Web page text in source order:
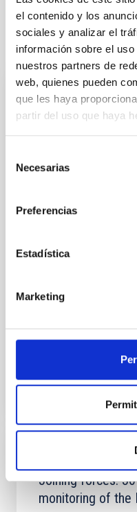
el contenido y los
sociales y analizar el
información sobre el
nuestros partners de
web, quienes pueden
que les haya
partir del uso que haya
Necesarias
Preferencias
Estadística
Marketing
Te puede
CON ÁRBITRO
The impact of
galaxies
matter density profiles
temporal distribution
formation of cored
Sarrato-Alós, J. et
Joining forces:
monitoring of the